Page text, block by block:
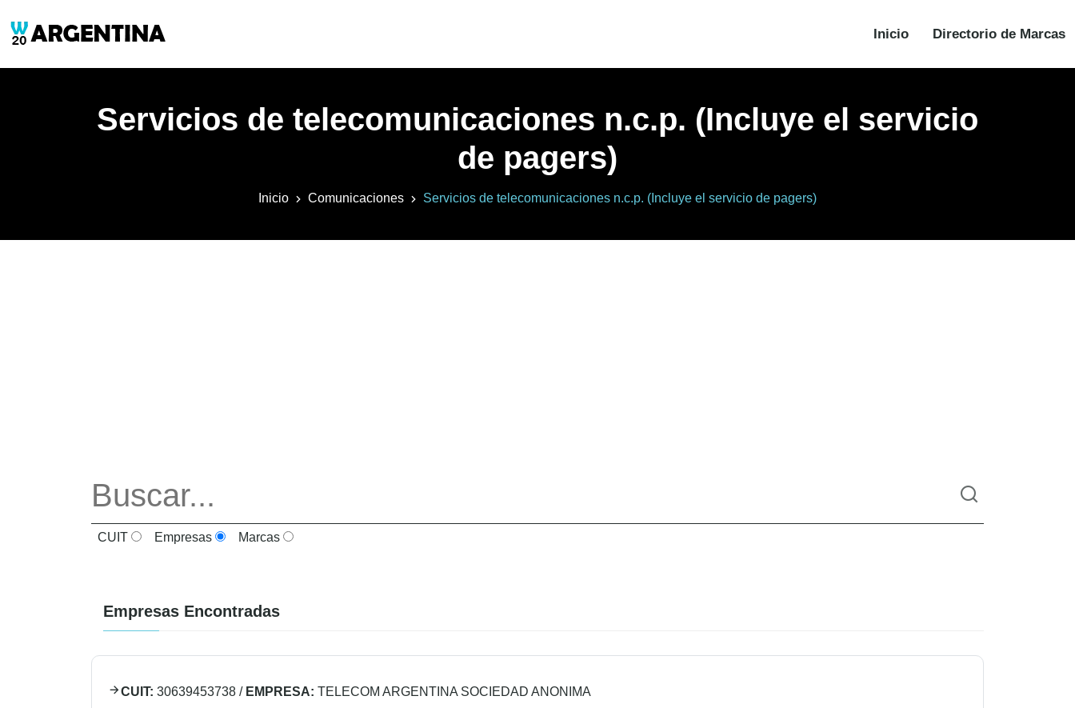
Inicio Directorio de Marcas
Servicios de telecomunicaciones n.c.p. (Incluye el servicio
de pagers)
Inicio Comunicaciones Servicios de telecomunicaciones n.c.p. (Incluye el servicio de pagers)
CUIT Empresas Marcas
Empresas Encontradas
CUIT: 30639453738 / EMPRESA: TELECOM ARGENTINA SOCIEDAD ANONIMA